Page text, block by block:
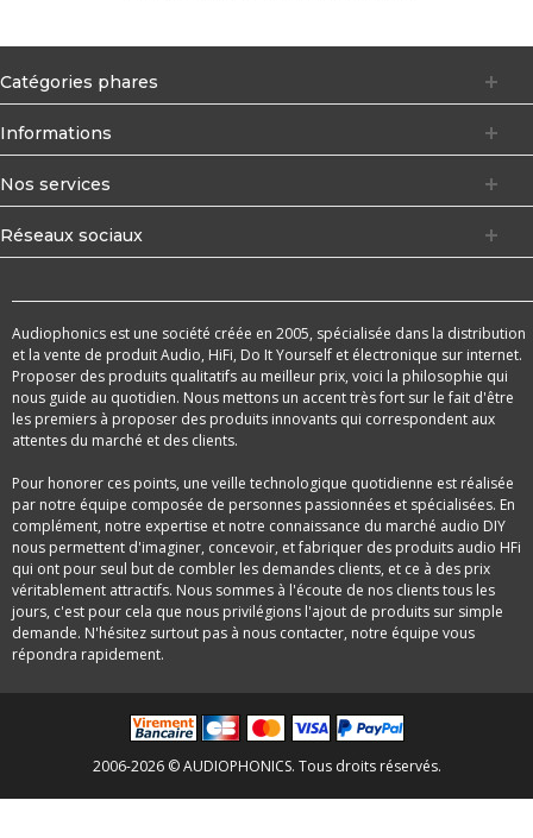
Catégories phares
Informations
Nos services
Réseaux sociaux
Audiophonics est une société créée en 2005, spécialisée dans la distribution
et la vente de produit Audio, HiFi, Do It Yourself et électronique sur internet.
Proposer des produits qualitatifs au meilleur prix, voici la philosophie qui
nous guide au quotidien. Nous mettons un accent très fort sur le fait d'être
les premiers à proposer des produits innovants qui correspondent aux
attentes du marché et des clients.
Pour honorer ces points, une veille technologique quotidienne est réalisée
par notre équipe composée de personnes passionnées et spécialisées. En
complément, notre expertise et notre connaissance du marché audio DIY
nous permettent d'imaginer, concevoir, et fabriquer des produits audio HFi
qui ont pour seul but de combler les demandes clients, et ce à des prix
véritablement attractifs. Nous sommes à l'écoute de nos clients tous les
jours, c'est pour cela que nous privilégions l'ajout de produits sur simple
demande. N'hésitez surtout pas à nous contacter, notre équipe vous
répondra rapidement.
2006-2026 © AUDIOPHONICS. Tous droits réservés.